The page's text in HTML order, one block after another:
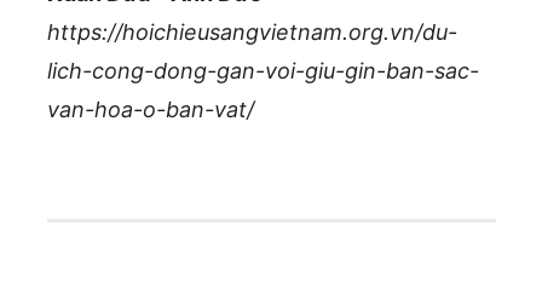
https://hoichieusangvietnam.org.vn/du-
lich-cong-dong-gan-voi-giu-gin-ban-sac-
van-hoa-o-ban-vat/